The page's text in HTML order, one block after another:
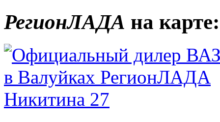
РегионЛАДА на карте: